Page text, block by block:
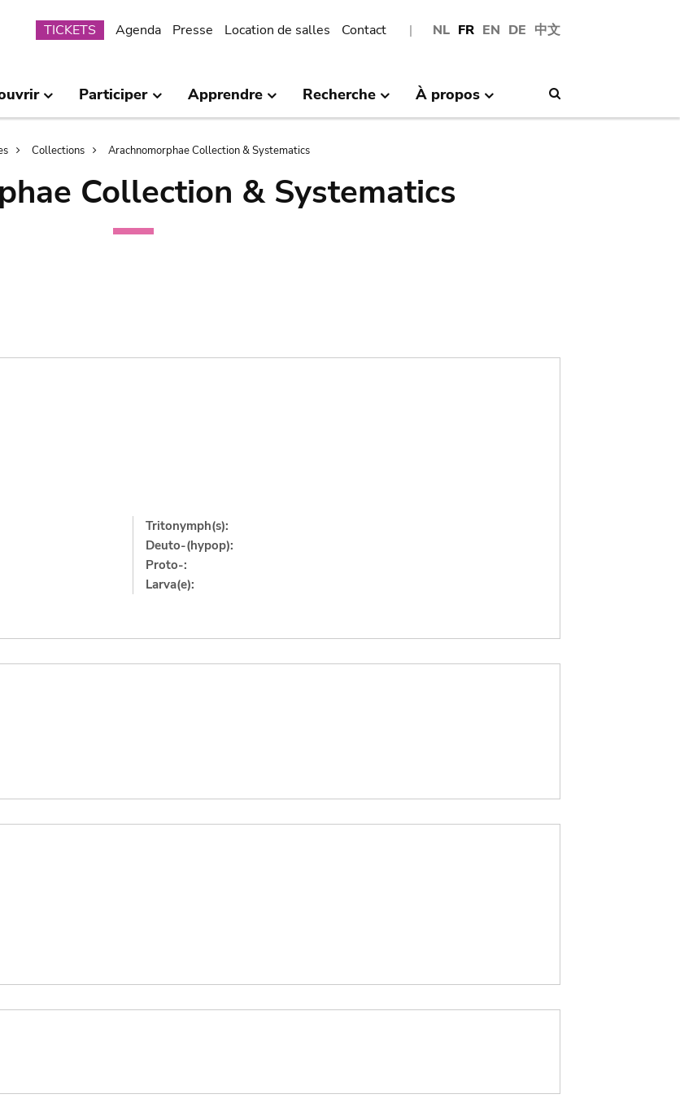
NL FR EN DE 中文
Submenu
TICKETS Agenda Presse Location de salles Contact
Participer Apprendre Recherche À propos
Collections Arachnomorphae Collection & Systematics
Collection & Systematics
Tritonymph(s):
Deuto-(hypop):
Proto-:
Larva(e):